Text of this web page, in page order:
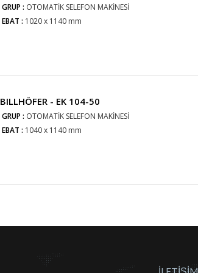
GRUP : OTOMATİK SELEFON MAKİNESİ
EBAT : 1020 x 1140 mm
BILLHÖFER - EK 104-50
GRUP : OTOMATİK SELEFON MAKİNESİ
EBAT : 1040 x 1140 mm